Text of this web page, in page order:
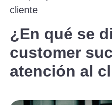
cliente
¿En qué se
customer
atención al